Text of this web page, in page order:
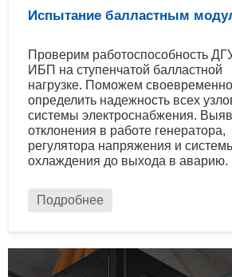
Испытание балластным
Проверим работоспособность
ИБП на ступенчатой балластной
нагрузке. Поможем своевременно
определить надежность всех
системы электроснабжения.
отклонения в работе генератора,
регулятора напряжения и
охлаждения до выхода в аварию.
Подробнее